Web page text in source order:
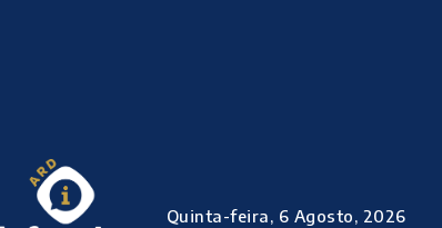
Quinta-feira, 6 Agosto, 2026